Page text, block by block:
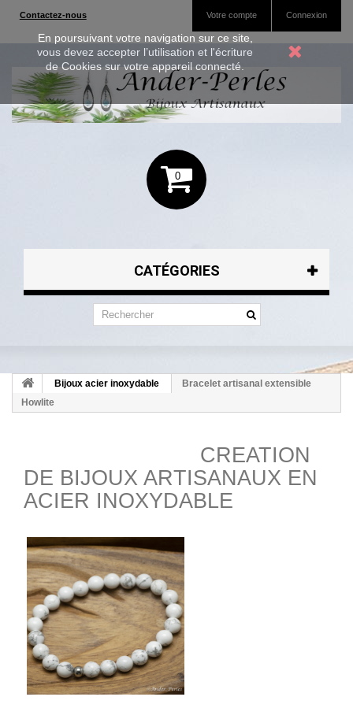
En poursuivant votre navigation sur ce site,
vous devez accepter l’utilisation et l'écriture
de Cookies sur votre appareil connecté.
Connexion
Votre compte
Contactez-nous
0
CATÉGORIES
Bijoux acier inoxydable
Bracelet artisanal extensible
Howlite
CREATION
DE BIJOUX ARTISANAUX EN
ACIER INOXYDABLE